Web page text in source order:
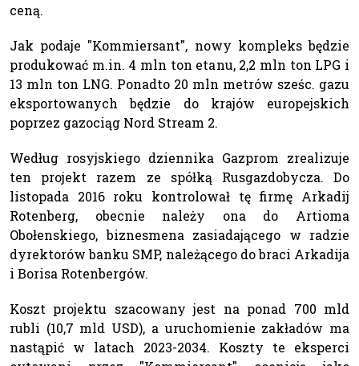
ceną.
Jak podaje "Kommiersant", nowy kompleks będzie
produkować m.in. 4 mln ton etanu, 2,2 mln ton LPG i
13 mln ton LNG. Ponadto 20 mln metrów sześc. gazu
eksportowanych będzie do krajów europejskich
poprzez gazociąg Nord Stream 2.
Według rosyjskiego dziennika Gazprom zrealizuje
ten projekt razem ze spółką Rusgazdobycza. Do
listopada 2016 roku kontrolował tę firmę Arkadij
Rotenberg, obecnie należy ona do Artioma
Obołenskiego, biznesmena zasiadającego w radzie
dyrektorów banku SMP, należącego do braci Arkadija
i Borisa Rotenbergów.
Koszt projektu szacowany jest na ponad 700 mld
rubli (10,7 mld USD), a uruchomienie zakładów ma
nastąpić w latach 2023-2034. Koszty te eksperci